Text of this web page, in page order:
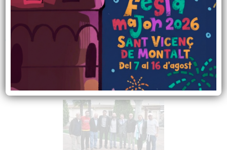
L'alcalde de Sant
Vicenç rep a Moncho